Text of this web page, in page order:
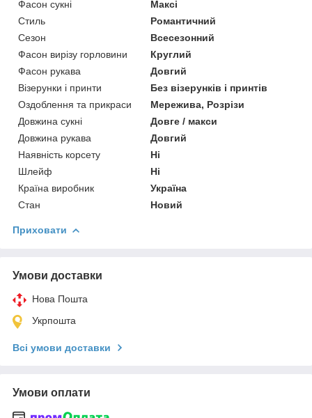
Фасон сукні
Максі
Стиль
Романтичний
Сезон
Всесезонний
Фасон вирізу горловини
Круглий
Фасон рукава
Довгий
Візерунки і принти
Без візерунків і принтів
Оздоблення та прикраси
Мережива, Розрізи
Довжина сукні
Довге / макси
Довжина рукава
Довгий
Наявність корсету
Ні
Шлейф
Ні
Країна виробник
Україна
Стан
Новий
Приховати
Умови доставки
Нова Пошта
Укрпошта
Всі умови доставки
Умови оплати